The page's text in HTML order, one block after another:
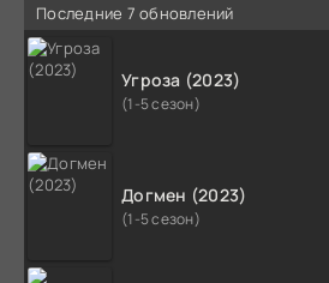
Последние 7 обновлений
Угроза (2023)
(1-5 сезон)
Догмен (2023)
(1-5 сезон)